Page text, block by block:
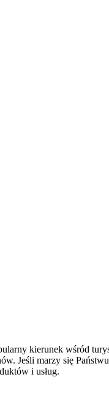
kierunek wśród
Jeśli marzy się
i usług.